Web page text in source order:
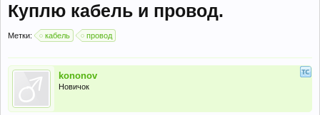
Куплю кабель и провод.
Метки: кабель провод
kononov
Новичок